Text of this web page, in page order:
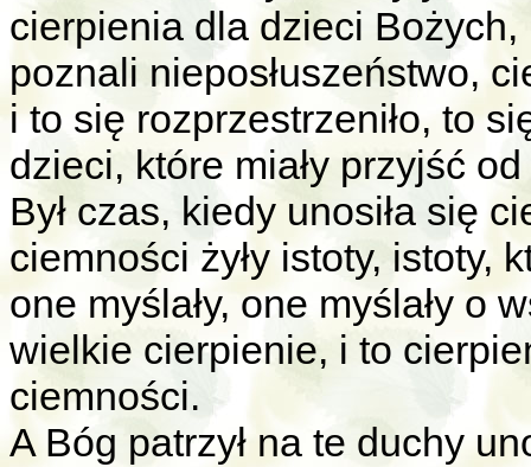
cierpienia dla dzieci
poznali nieposłuszeństwo,
i to się rozprzestrzeniło, to
dzieci, które miały przyjść
Był czas, kiedy unosiła się
ciemności żyły istoty, istoty,
one myślały, one myślały o
wielkie cierpienie, i to
ciemności.
A Bóg patrzył na te duchy